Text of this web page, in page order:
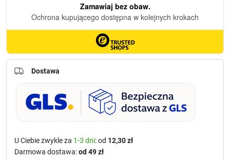
Dostawa
U Ciebie zwykle za 1-3 dni: od 12,30 zł
Darmowa dostawa:od 49 zł